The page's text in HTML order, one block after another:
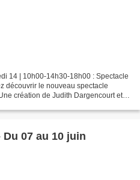
14 | 10h00-14h30-18h00 : Spectacle
découvrir le nouveau spectacle
création de Judith Dargencourt et
07 au 10 juin